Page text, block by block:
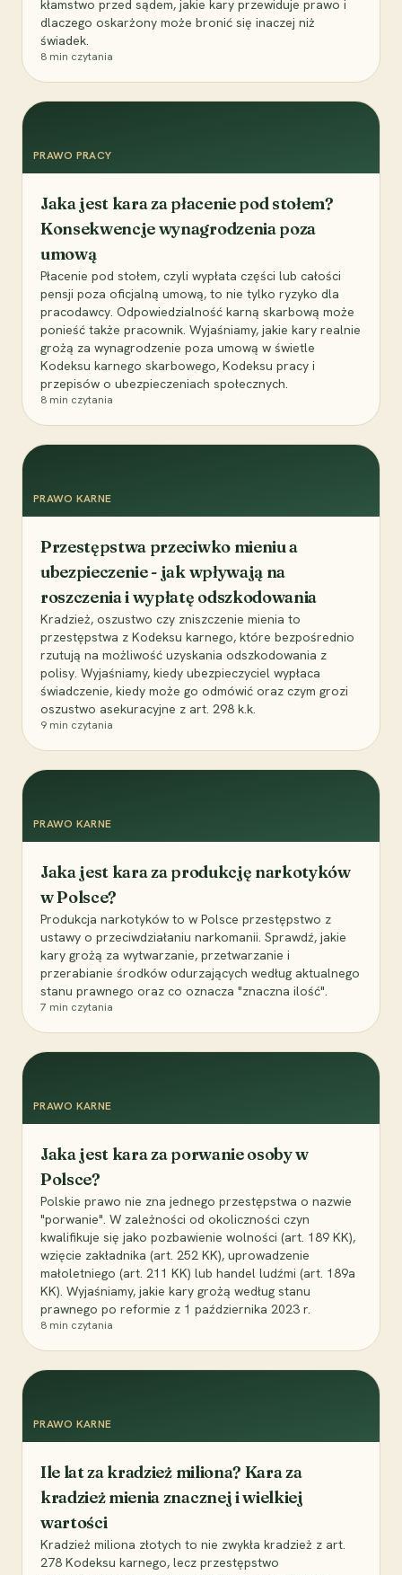
kłamstwo przed sądem, jakie kary przewiduje prawo i
dlaczego oskarżony może bronić się inaczej niż
świadek.
8 min czytania
PRAWO PRACY
Jaka jest kara za płacenie pod stołem?
Konsekwencje wynagrodzenia poza
umową
Płacenie pod stołem, czyli wypłata części lub całości
pensji poza oficjalną umową, to nie tylko ryzyko dla
pracodawcy. Odpowiedzialność karną skarbową może
ponieść także pracownik. Wyjaśniamy, jakie kary realnie
grożą za wynagrodzenie poza umową w świetle
Kodeksu karnego skarbowego, Kodeksu pracy i
przepisów o ubezpieczeniach społecznych.
8 min czytania
PRAWO KARNE
Przestępstwa przeciwko mieniu a
ubezpieczenie - jak wpływają na
roszczenia i wypłatę odszkodowania
Kradzież, oszustwo czy zniszczenie mienia to
przestępstwa z Kodeksu karnego, które bezpośrednio
rzutują na możliwość uzyskania odszkodowania z
polisy. Wyjaśniamy, kiedy ubezpieczyciel wypłaca
świadczenie, kiedy może go odmówić oraz czym grozi
oszustwo asekuracyjne z art. 298 k.k.
9 min czytania
PRAWO KARNE
Jaka jest kara za produkcję narkotyków
w Polsce?
Produkcja narkotyków to w Polsce przestępstwo z
ustawy o przeciwdziałaniu narkomanii. Sprawdź, jakie
kary grożą za wytwarzanie, przetwarzanie i
przerabianie środków odurzających według aktualnego
stanu prawnego oraz co oznacza "znaczna ilość".
7 min czytania
PRAWO KARNE
Jaka jest kara za porwanie osoby w
Polsce?
Polskie prawo nie zna jednego przestępstwa o nazwie
"porwanie". W zależności od okoliczności czyn
kwalifikuje się jako pozbawienie wolności (art. 189 KK),
wzięcie zakładnika (art. 252 KK), uprowadzenie
małoletniego (art. 211 KK) lub handel ludźmi (art. 189a
KK). Wyjaśniamy, jakie kary grożą według stanu
prawnego po reformie z 1 października 2023 r.
8 min czytania
PRAWO KARNE
Ile lat za kradzież miliona? Kara za
kradzież mienia znacznej i wielkiej
wartości
Kradzież miliona złotych to nie zwykła kradzież z art.
278 Kodeksu karnego, lecz przestępstwo